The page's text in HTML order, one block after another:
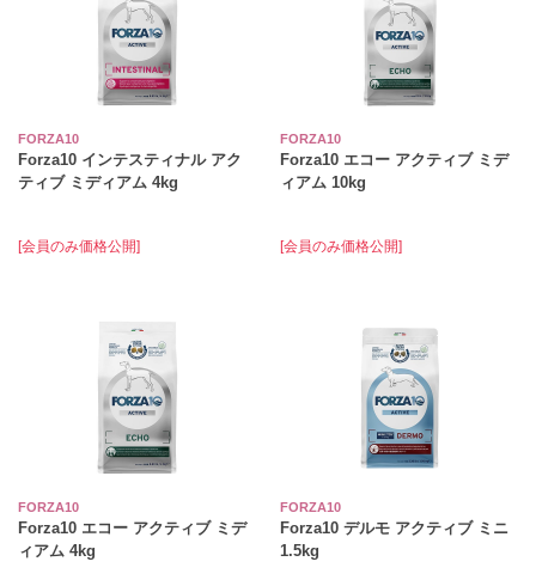
FORZA10
Forza10 インテスティナル アク
ティブ ミディアム 4kg
[会員のみ価格公開]
FORZA10
Forza10 エコー アクティブ ミデ
ィアム 10kg
[会員のみ価格公開]
FORZA10
Forza10 エコー アクティブ ミデ
ィアム 4kg
FORZA10
Forza10 デルモ アクティブ ミニ
1.5kg